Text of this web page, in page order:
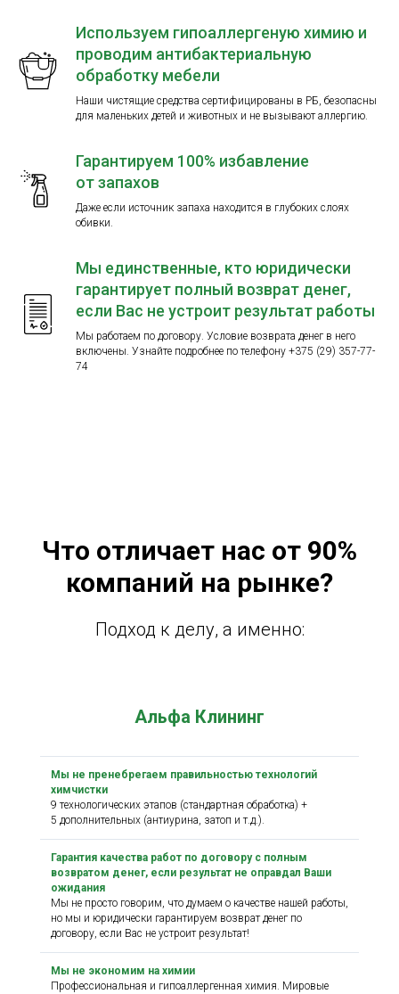
Используем гипоаллергеную химию и
проводим антибактериальную
обработку мебели
Наши чистящие средства сертифицированы в РБ, безопасны
для маленьких детей и животных и не вызывают аллергию.
Гарантируем 100% избавление
от запахов
Даже если источник запаха находится в глубоких слоях
обивки.
Мы единственные, кто юридически
гарантирует полный возврат денег,
если Вас не устроит результат работы
Мы работаем по договору. Условие возврата денег в него
включены. Узнайте подробнее по телефону +375 (29) 357-77-
74
Что отличает нас от 90%
компаний на рынке?
Подход к делу, а именно:
Альфа Клининг
Мы не пренебрегаем правильностью технологий
химчистки
9 технологических этапов (стандартная обработка) +
5 дополнительных (антиурина, затоп и т.д.).
Гарантия качества работ по договору с полным
возвратом денег, если результат не оправдал Ваши
ожидания
Мы не просто говорим, что думаем о качестве нашей работы,
но мы и юридически гарантируем возврат денег по
договору, если Вас не устроит результат!
Мы не экономим на химии
Профессиональная и гипоаллергенная химия. Мировые